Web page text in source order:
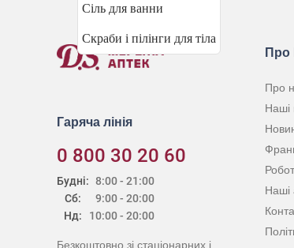
Сіль для ванни
Скраби і пілінги для тіла
Гаряча лінія
0 800 30 20 60
Будні:
Сб:
Нд:
8:00 - 21:00
9:00 - 20:00
10:00 - 20:00
Безкоштовно зі стаціонарних і
Про
Про
Наші
Наші